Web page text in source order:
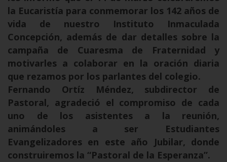
la Eucaristía para conmemorar los 142 años de
vida de nuestro Instituto Inmaculada
Concepción, además de dar detalles sobre la
campaña de Cuaresma de Fraternidad y
motivarles a colaborar en la oración diaria
que rezamos por los parlantes del colegio.
Fernando Ortíz Méndez, subdirector de
Pastoral, agradeció el compromiso de cada
uno de los asistentes a la reunión,
animándoles a ser Estudiantes
Evangelizadores en este año Jubilar, donde
construiremos la “Pastoral de la Esperanza”.